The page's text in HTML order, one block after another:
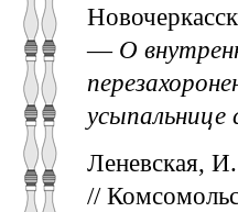
— О
усыпальнице
Леневская,
//